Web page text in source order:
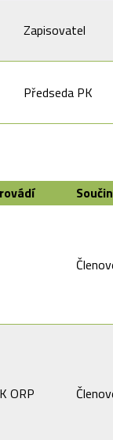
Zapisovatel
Předseda PK
ORP